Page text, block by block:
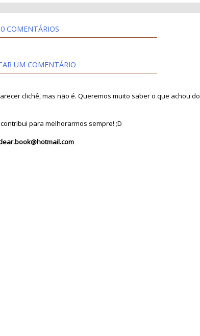
0 COMENTÁRIOS
UM COMENTÁRIO
clichê, mas não é. Queremos muito saber o que achou do
para melhorarmos sempre! ;D